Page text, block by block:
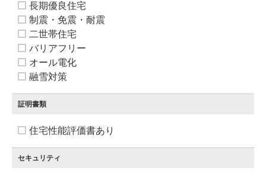
長期優良住宅
制震・免震・耐震
二世帯住宅
バリアフリー
オール電化
融雪対策
証明書類
住宅性能評価書あり
セキュリティ